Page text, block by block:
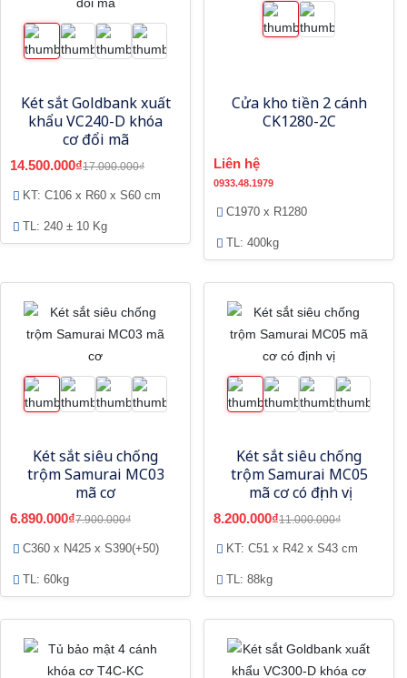
Két sắt Goldbank xuất
khẩu VC240-D khóa
cơ đổi mã
14.500.000₫17.000.000₫
KT: C106 x R60 x S60 cm
TL: 240 ± 10 Kg
Cửa kho tiền 2 cánh
CK1280-2C
Liên hệ
0933.48.1979
C1970 x R1280
TL: 400kg
Két sắt siêu chống
trộm Samurai MC03
mã cơ
6.890.000₫7.900.000₫
C360 x N425 x S390(+50)
TL: 60kg
Két sắt siêu chống
trộm Samurai MC05
mã cơ có định vị
8.200.000₫11.000.000₫
KT: C51 x R42 x S43 cm
TL: 88kg